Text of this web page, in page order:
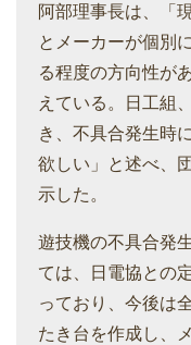
阿部理事長は、「
とメーカーが個別
る程度の方向性が
えている。日工組
き、不具合発生時
欲しい」と述べ、
示した。
遊技機の不具合発
ては、日電協との
っており、今後は
たき台を作成し、